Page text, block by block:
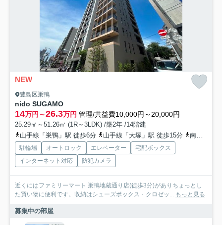
NEW
豊島区巣鴨
nido SUGAMO
14万円～26.3万円 管理/共益費10,000円～20,000円
25.29㎡～51.26㎡ (1R～3LDK) /築2年 /14階建
山手線「巣鴨」駅 徒歩6分
山手線「大塚」駅 徒歩15分 南北線「駒込」駅 徒歩17分
駐輪場 オートロック エレベーター
宅配ボックス
インターネット対応
防犯カメラ
近くにはファミリーマート 巣鴨地蔵通り店(徒歩3分)がありちょっとし
た買い物に便利です。収納はシューズボックス・クロゼッ... もっと見る
募集中の部屋